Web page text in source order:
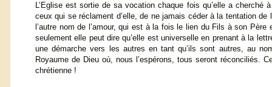
L’Eglise est sortie de sa vocation chaque fois qu’elle a
ceux qui se réclament d’elle, de ne jamais céder à la tentation
l’autre nom de l’amour, qui est à la fois le lien du Fils à son
seulement elle peut dire qu’elle est universelle en prenant à la
une démarche vers les autres en tant qu’ils sont autres, au
Royaume de Dieu où, nous l’espérons, tous seront réconciliés.
chrétienne !